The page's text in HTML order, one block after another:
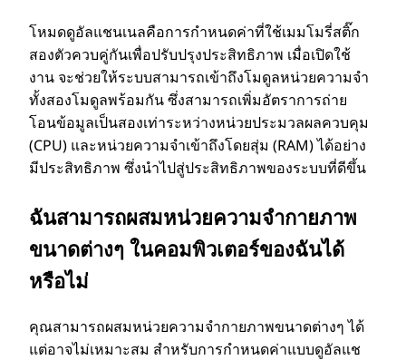
โหมดดูอัลแชนเนลคือการกําหนดค่าที่ใช้เมมโมรี่สติ๊ก
สองตัวควบคู่กันเพื่อปรับปรุงประสิทธิภาพ เมื่อเปิดใช้
งาน จะช่วยให้ระบบสามารถเข้าถึงโมดูลหน่วยความจํา
ทั้งสองโมดูลพร้อมกัน ซึ่งสามารถเพิ่มอัตราการถ่าย
โอนข้อมูลเป็นสองเท่าระหว่างหน่วยประมวลผลควบคุม
(CPU) และหน่วยความจําเข้าถึงโดยสุ่ม (RAM) ได้อย่าง
มีประสิทธิภาพ ซึ่งนําไปสู่ประสิทธิภาพของระบบที่ดีขึ้น
ฉันสามารถผสมหน่วยความจํากายภาพ
ขนาดต่างๆ ในคอมพิวเตอร์ของฉันได้
หรือไม่
คุณสามารถผสมหน่วยความจํากายภาพขนาดต่างๆ ได้
แต่อาจไม่เหมาะสม สําหรับการกําหนดค่าแบบดูอัลแช